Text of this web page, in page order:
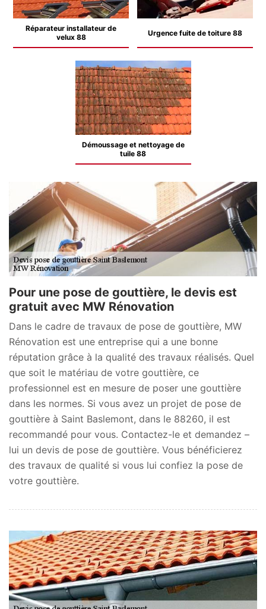
Réparateur installateur de
velux 88
Urgence fuite de toiture 88
Démoussage et nettoyage de
tuile 88
Pour une pose de gouttière, le devis est
gratuit avec MW Rénovation
Dans le cadre de travaux de pose de gouttière, MW
Rénovation est une entreprise qui a une bonne
réputation grâce à la qualité des travaux réalisés. Quel
que soit le matériau de votre gouttière, ce
professionnel est en mesure de poser une gouttière
dans les normes. Si vous avez un projet de pose de
gouttière à Saint Baslemont, dans le 88260, il est
recommandé pour vous. Contactez-le et demandez –
lui un devis de pose de gouttière. Vous bénéficierez
des travaux de qualité si vous lui confiez la pose de
votre gouttière.